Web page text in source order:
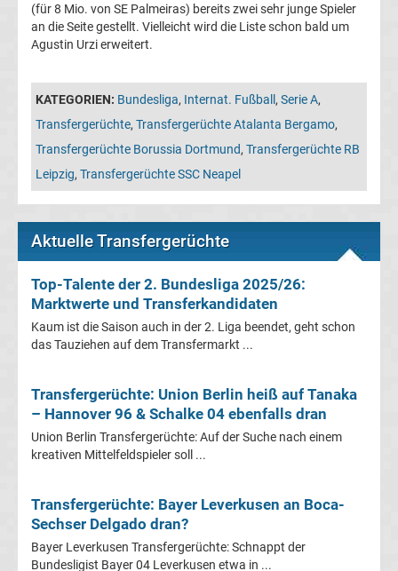
Liga
Serie
A
Türk.
Internat.
Youth
League
Fußball
(für 8 Mio. von SE Palmeiras) bereits zwei sehr junge Spieler
an die Seite gestellt. Vielleicht wird die Liste schon bald um
Agustin Urzi erweitert.
KATEGORIEN: Bundesliga, Internat. Fußball , Serie A,
Transfergerüchte, Transfergerüchte Atalanta Bergamo,
Transfergerüchte Borussia Dortmund, Transfergerüchte RB
Leipzig, Transfergerüchte SSC Neapel
Aktuelle Transfergerüchte
Top-Talente der 2. Bundesliga 2025/26:
Marktwerte und Transferkandidaten
Kaum ist die Saison auch in der 2. Liga beendet, geht schon
das Tauziehen auf dem Transfermarkt ...
Transfergerüchte: Union Berlin heiß auf Tanaka
– Hannover 96 & Schalke 04 ebenfalls dran
Union Berlin Transfergerüchte: Auf der Suche nach einem
kreativen Mittelfeldspieler soll ...
Transfergerüchte: Bayer Leverkusen an Boca-
Sechser Delgado dran?
Bayer Leverkusen Transfergerüchte: Schnappt der
Bundesligist Bayer 04 Leverkusen etwa in ...